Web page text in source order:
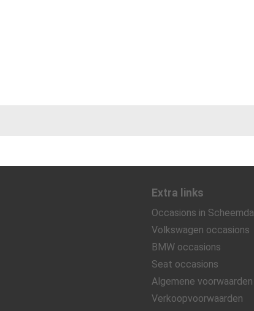
Extra links
Occasions in Scheemda
Volkswagen occasions
BMW occasions
Seat occasions
Algemene voorwaarden
Verkoopvoorwaarden